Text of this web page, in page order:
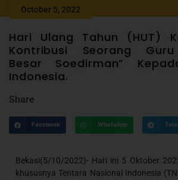
October 5, 2022
Hari Ulang Tahun (HUT)
Kontribusi Seorang
Besar Soedirman”
Indonesia.
Share
Facebook WhatsApp
Bekasi(5/10/2022)- Hari ini 5 Oktober
khususnya Tentara Nasional Indonesia